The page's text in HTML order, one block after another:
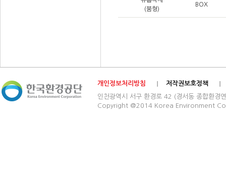
(붐형)
BOX
개인정보처리방침
저작권보호정책
인천광역시 서구 환경로 42 (경서동 종합
Copyright @2014 Korea Environment